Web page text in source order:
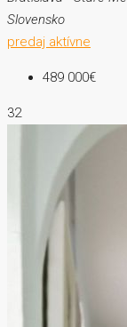
Slovensko
predaj aktívne
489 000€
32